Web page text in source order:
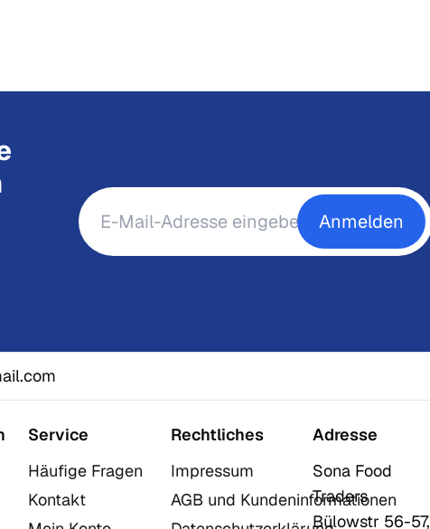
Anmelden
Service
Häufige Fragen
Kontakt
Rechtliches
Impressum
AGB und Kundeninformationen
Adresse
Sona Food
Traders
Bülowstr 56-57,